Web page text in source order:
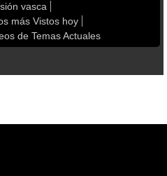
vasca
más Vistos hoy
de Temas Actuales